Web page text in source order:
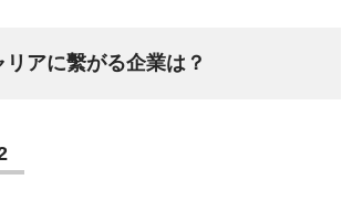
アに繫がる企業は？